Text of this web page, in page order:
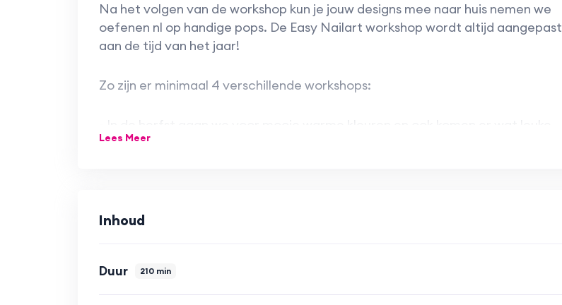
Na het volgen van de workshop kun je jouw designs mee naar huis nemen we
oefenen nl op handige pops. De Easy Nailart workshop wordt altijd aangepast
aan de tijd van het jaar!
Zo zijn er minimaal 4 verschillende workshops:
Halloween designs voorbij.
we designs met bloemen vlinders en leer je diverse technieken om op een vrij
in de verschillende workshops maar met andere kleuren komen ze weer heel
Lees Meer
Inhoud
Duur 210 min